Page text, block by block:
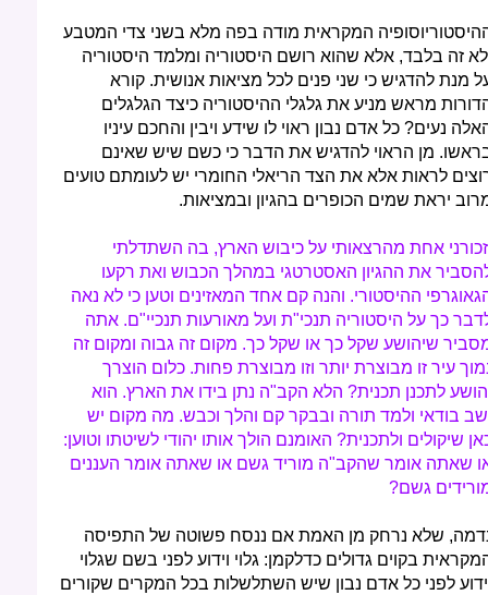
המקראית מודה בפה מלא בשני צדי המטבע
זה בלבד, אלא שהוא רושם היסטוריה ומלמד היסטוריה
מנת להדגיש כי שני פנים לכל מציאות אנושית. קורא
מראש מניע את גלגלי ההיסטוריה כיצד הגלגלים
נעים? כל אדם נבון ראוי לו שידע ויבין והחכם עיניו
מן הראוי להדגיש את הדבר כי כשם שיש שאינם
לראות אלא את הצד הריאלי החומרי יש לעומתם טועים
יראת שמים הכופרים בהגיון ובמציאות.
אחת מהרצאותי על כיבוש הארץ, בה השתדלתי
את ההגיון האסטרטגי במהלך הכבוש ואת רקעו
ההיסטורי. והנה קם אחד המאזינים וטען כי לא נאה
כך על היסטוריה תנכי"ת ועל מאורעות תנכיי"ם. אתה
שיהושע שקל כך או שקל כך. מקום זה גבוה ומקום זה
עיר זו מבוצרת יותר וזו מבוצרת פחות. כלום הוצרך
לתכנן תכנית? הלא הקב"ה נתן בידו את הארץ. הוא
בודאי ולמד תורה ובבקר קם והלך וכבש. מה מקום יש
שיקולים ולתכנית? האומנם הולך אותו יהודי לשיטתו וטוען:
שאתה אומר שהקב"ה מוריד גשם או שאתה אומר העננים
גשם?
שלא נרחק מן האמת אם ננסח פשוטה של התפיסה
בקוים גדולים כדלקמן: גלוי וידוע לפני בשם שגלוי
לפני כל אדם נבון שיש השתלשלות בכל המקרים שקורים